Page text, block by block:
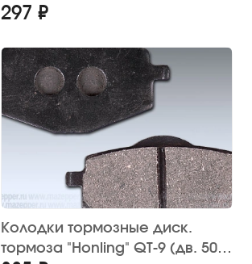
"Yamaha Jog" (2 шт.) JP
297 ₽
Колодки тормозные диск.
тормоза "Honling" QT-9 (дв. 50